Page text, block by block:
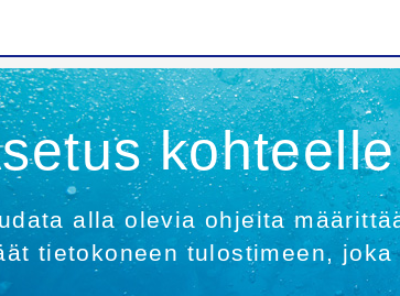
alla olevia ohjeita
tietokoneen tulostimeen,